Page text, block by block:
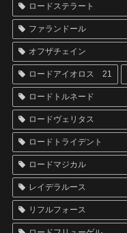
ロードステラート
ファランドール
オフザチェイン
ロードアイオロス 21
ロードトルネード
ロードヴェリタス
ロードトライデント
ロードマジカル
レイデラルース
リフルフォース